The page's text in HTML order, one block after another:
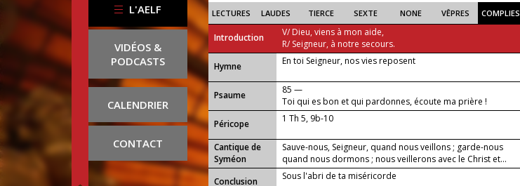
L'AELF
VIDÉOS &
PODCASTS
CALENDRIER
CONTACT
LECTURES LAUDES TIERCE SEXTE NONE VÊPRES COMPLIES
Introduction
V/ Dieu, viens à mon aide,
R/ Seigneur, à notre secours.
...
Hymne En toi Seigneur, nos vies reposent
Psaume
85 —
Toi qui es bon et qui pardonnes, écoute ma prière !
Péricope
1 Th 5, 9b-10
Cantique de
Syméon
Sauve-nous, Seigneur, quand nous veillons ; garde-nous
quand nous dormons ; nous veillerons avec le Christ et...
Conclusion
Sous l'abri de ta miséricorde